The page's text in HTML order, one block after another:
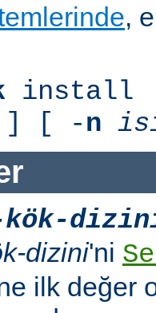
,
install
] [ -n
kök-
dizini'ni
ilk değer